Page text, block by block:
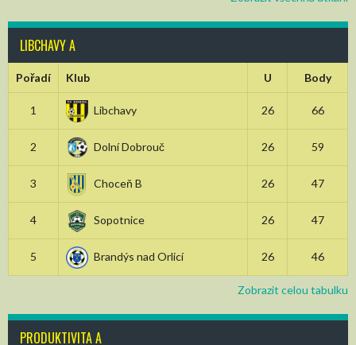
LIBCHAVY A
Pořadí Klub U Body
1 Libchavy 26 66
2 Dolní Dobrouč 26 59
3 Choceň B 26 47
4 Sopotnice 26 47
5 Brandýs nad Orlicí 26 46
Zobrazit celou tabulku
PRODUKTIVITA A